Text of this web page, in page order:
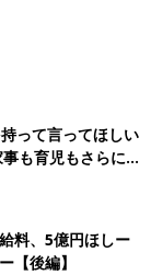
って言ってほしい
も育児もさらにパ
ンタビュー
料、5億円ほしー
【後編】